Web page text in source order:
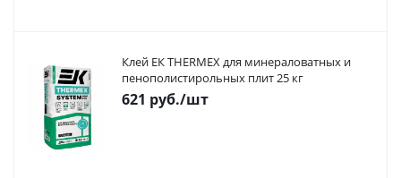
Клей ЕК THERMEX для минераловатных и
пенополистирольных плит 25 кг
621 руб./шт